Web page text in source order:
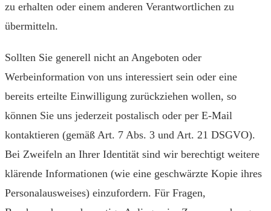
zu erhalten oder einem anderen Verantwortlichen zu
übermitteln.
Sollten Sie generell nicht an Angeboten oder
Werbeinformation von uns interessiert sein oder eine
bereits erteilte Einwilligung zurückziehen wollen, so
können Sie uns jederzeit postalisch oder per E-Mail
kontaktieren (gemäß Art. 7 Abs. 3 und Art. 21 DSGVO).
Bei Zweifeln an Ihrer Identität sind wir berechtigt weitere
klärende Informationen (wie eine geschwärzte Kopie ihres
Personalausweises) einzufordern. Für Fragen,